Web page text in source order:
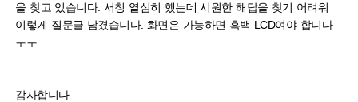
을 찾고 있습니다. 서칭 열심히 했는데 시원한 해답을 찾기 어려워
이렇게 질문글 남겼습니다. 화면은 가능하면 흑백 LCD여야 합니다
ㅜㅜ
감사합니다